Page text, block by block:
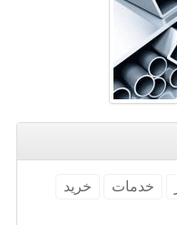
خدمات
خرید